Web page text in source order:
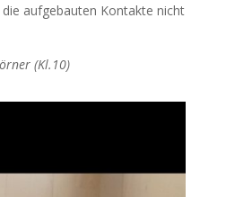
aufgebauten Kontakte nicht
(Kl.10)